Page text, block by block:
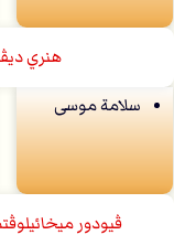
هنري
سلامة موسى
ڤيودور